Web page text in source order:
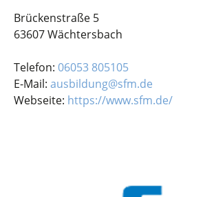
Brückenstraße 5
63607 Wächtersbach
Telefon: 06053 805105
E-Mail: ausbildung@sfm.de
Webseite: https://www.sfm.de/